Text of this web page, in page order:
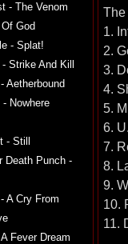
- The Venom
God
- Splat!
Strike And Kill
Aetherbound
Nowhere
- Still
Death Punch -
A Cry From
Fever Dream
The
1.
2.
3.
4.
5.
6.
7.
8.
9.
10.
11.